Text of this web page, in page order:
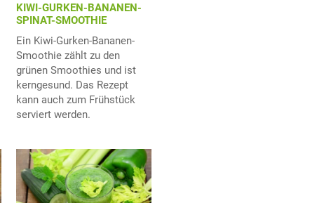
KIWI-GURKEN-BANANEN-
SPINAT-SMOOTHIE
Ein Kiwi-Gurken-Bananen-
Smoothie zählt zu den
grünen Smoothies und ist
kerngesund. Das Rezept
kann auch zum Frühstück
serviert werden.